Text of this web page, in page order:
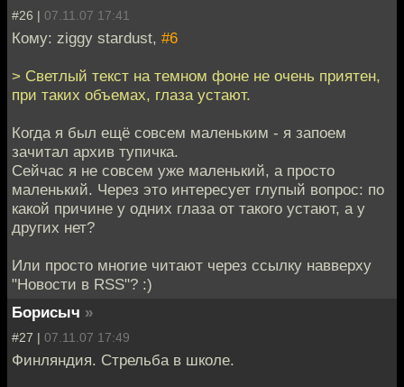
#26 | 07.11.07 17:41
Кому: ziggy stardust, #6
> Светлый текст на темном фоне не очень приятен,
при таких объемах, глаза устают.
Когда я был ещё совсем маленьким - я запоем
зачитал архив тупичка.
Сейчас я не совсем уже маленький, а просто
маленький. Через это интересует глупый вопрос: по
какой причине у одних глаза от такого устают, а у
других нет?
Или просто многие читают через ссылку навверху
"Новости в RSS"? :)
Борисыч »
#27 | 07.11.07 17:49
Финляндия. Стрельба в школе.